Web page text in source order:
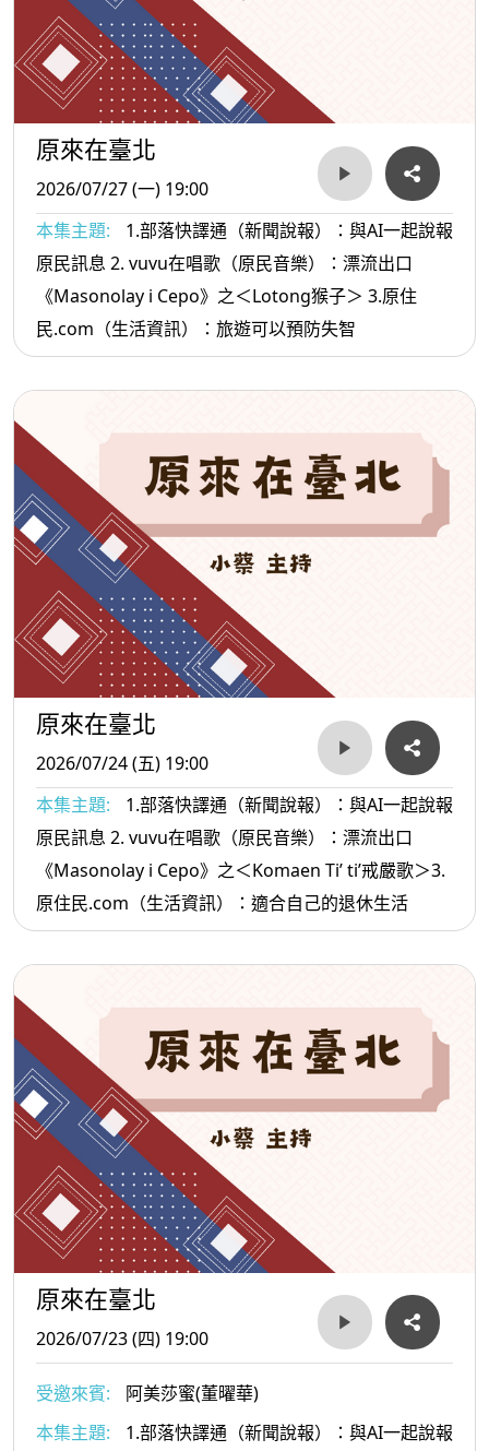
原來在臺北
2026/07/27 (一) 19:00
本集主題:
1.部落快譯通（新聞說報）：與AI一起說報
原民訊息 2. vuvu在唱歌（原民音樂）：漂流出口
《Masonolay i Cepo》之＜Lotong猴子＞ 3.原住
民.com（生活資訊）：旅遊可以預防失智
原來在臺北
2026/07/24 (五) 19:00
本集主題:
1.部落快譯通（新聞說報）：與AI一起說報
原民訊息 2. vuvu在唱歌（原民音樂）：漂流出口
《Masonolay i Cepo》之＜Komaen Ti’ ti’戒嚴歌＞3.
原住民.com（生活資訊）：適合自己的退休生活
原來在臺北
2026/07/23 (四) 19:00
受邀來賓:
阿美莎蜜(董曜華)
本集主題:
1.部落快譯通（新聞說報）：與AI一起說報